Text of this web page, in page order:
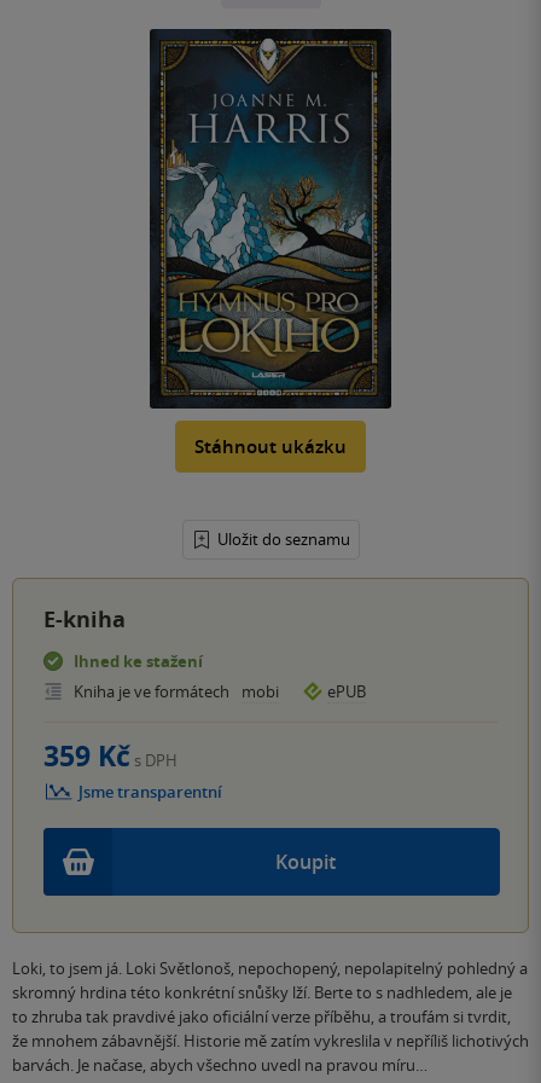
Stáhnout ukázku
Uložit do seznamu
E-kniha
Ihned ke stažení
Kniha je ve formátech
mobi ePUB
Koupit
359 Kč s DPH
Jsme transparentní
Loki, to jsem já. Loki Světlonoš, nepochopený, nepolapitelný pohledný a
skromný hrdina této konkrétní snůšky lží. Berte to s nadhledem, ale je
to zhruba tak pravdivé jako oficiální verze příběhu, a troufám si tvrdit,
že mnohem zábavnější. Historie mě zatím vykreslila v nepříliš lichotivých
barvách. Je načase, abych všechno uvedl na pravou míru…